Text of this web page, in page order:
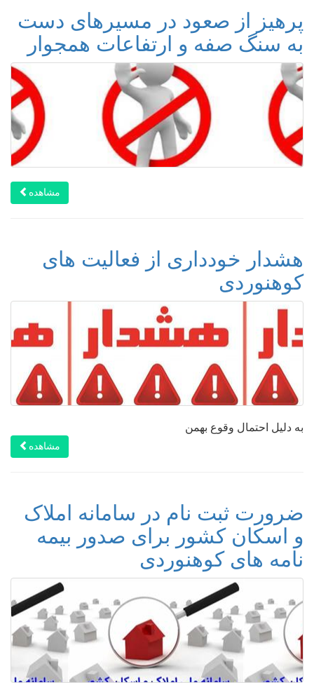
پرهیز از صعود در مسیرهای دست
به سنگ صفه و ارتفاعات همجوار
مشاهده
هشدار خودداری از فعالیت های
کوهنوردی
به دلیل احتمال وقوع بهمن
مشاهده
ضرورت ثبت نام در سامانه املاک
و اسکان کشور برای صدور بیمه
نامه های کوهنوردی